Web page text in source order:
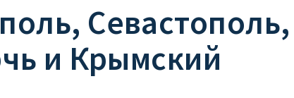
Севастополь,
и Крымский